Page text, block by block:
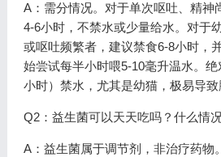
A：需分情况。对于单次呕吐、精神
4-6小时，不禁水或少量给水。对于
或呕吐频繁者，建议禁食6-8小时，
始尝试每半小时喂5-10毫升温水。
小时）禁水，尤其是幼猫，极易导致
Q2：益生菌可以天天吃吗？什么情
A：益生菌属于调节剂，非治疗药物